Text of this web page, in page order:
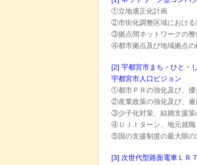
①立地適正化計画
②市街化調整区域における
③拠点間ネットワークの整
④都市拠点及び地域拠点の
[2] 宇都宮市まち・ひと・
宇都宮市人口ビジョン
①都市ＰＲの強化及び、優
②産業政策の強化及び、雇
③少子化対策、結婚支援策
④ＵＪＩターン、地元就職
⑤国の支援制度の最大限の
[3] 次世代型路面電車ＬＲ